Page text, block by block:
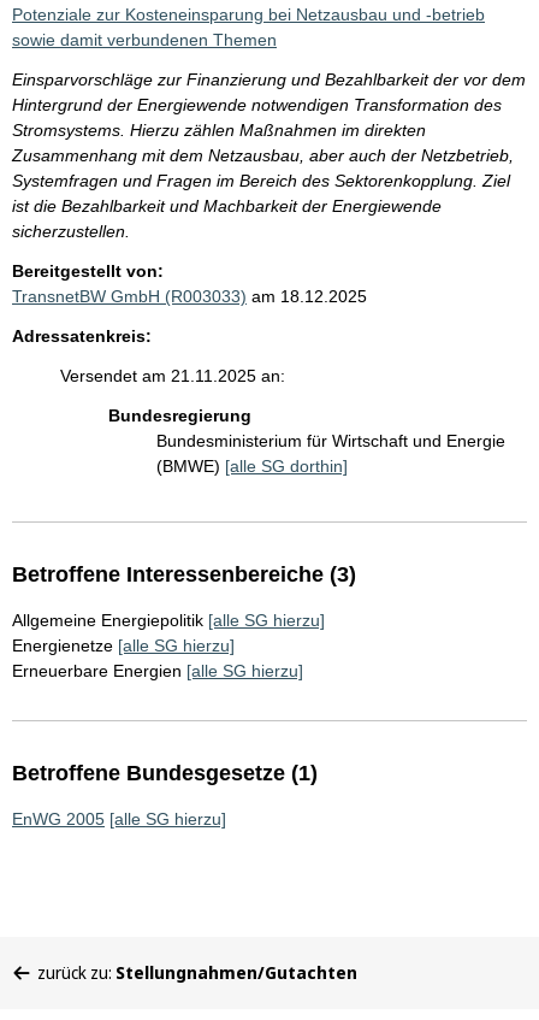
Potenziale zur Kosteneinsparung bei Netzausbau und -betrieb
sowie damit verbundenen Themen
Einsparvorschläge zur Finanzierung und Bezahlbarkeit der vor dem
Hintergrund der Energiewende notwendigen Transformation des
Stromsystems. Hierzu zählen Maßnahmen im direkten
Zusammenhang mit dem Netzausbau, aber auch der Netzbetrieb,
Systemfragen und Fragen im Bereich des Sektorenkopplung. Ziel
ist die Bezahlbarkeit und Machbarkeit der Energiewende
sicherzustellen.
Bereitgestellt von:
TransnetBW GmbH (R003033) am 18.12.2025
Adressatenkreis:
Versendet am 21.11.2025 an:
Bundesregierung
Bundesministerium für Wirtschaft und Energie
(BMWE) [alle SG dorthin]
Betroffene Interessenbereiche (3)
Allgemeine Energiepolitik [alle SG hierzu]
Energienetze [alle SG hierzu]
Erneuerbare Energien [alle SG hierzu]
Betroffene Bundesgesetze (1)
EnWG 2005 [alle SG hierzu]
befinden
zurück zu: Stellungnahmen/Gutachten